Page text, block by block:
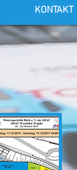
KONTAKT